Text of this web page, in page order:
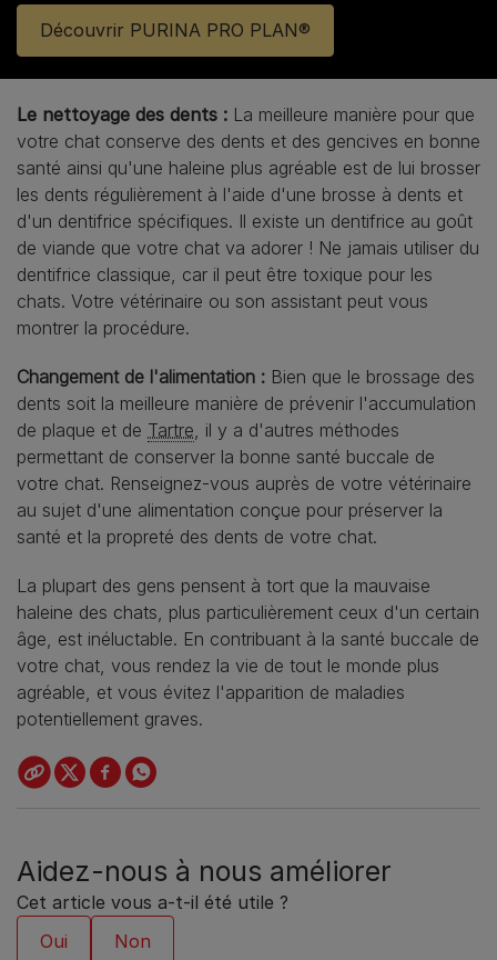
Découvrir PURINA PRO PLAN®
Le nettoyage des dents : La meilleure manière pour que
votre chat conserve des dents et des gencives en bonne
santé ainsi qu'une haleine plus agréable est de lui brosser
les dents régulièrement à l'aide d'une brosse à dents et
d'un dentifrice spécifiques. Il existe un dentifrice au goût
de viande que votre chat va adorer ! Ne jamais utiliser du
dentifrice classique, car il peut être toxique pour les
chats. Votre vétérinaire ou son assistant peut vous
montrer la procédure.
Changement de l'alimentation : Bien que le brossage des
dents soit la meilleure manière de prévenir l'accumulation
de plaque et de Tartre, il y a d'autres méthodes
permettant de conserver la bonne santé buccale de
votre chat. Renseignez-vous auprès de votre vétérinaire
au sujet d'une alimentation conçue pour préserver la
santé et la propreté des dents de votre chat.
La plupart des gens pensent à tort que la mauvaise
haleine des chats, plus particulièrement ceux d'un certain
âge, est inéluctable. En contribuant à la santé buccale de
votre chat, vous rendez la vie de tout le monde plus
agréable, et vous évitez l'apparition de maladies
potentiellement graves.
Aidez-nous à nous améliorer
Cet article vous a-t-il été utile ?